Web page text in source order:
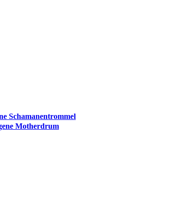
Schamanentrommel
Motherdrum